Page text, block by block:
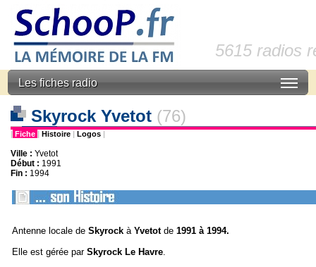
5615 radios
Les fiches radio
Skyrock Yvetot (76)
| Fiche | Histoire | Logos |
Ville : Yvetot
Début : 1991
Fin : 1994
Antenne locale de Skyrock à Yvetotde 1991 à 1994.
Elle est gérée par Skyrock Le Havre.